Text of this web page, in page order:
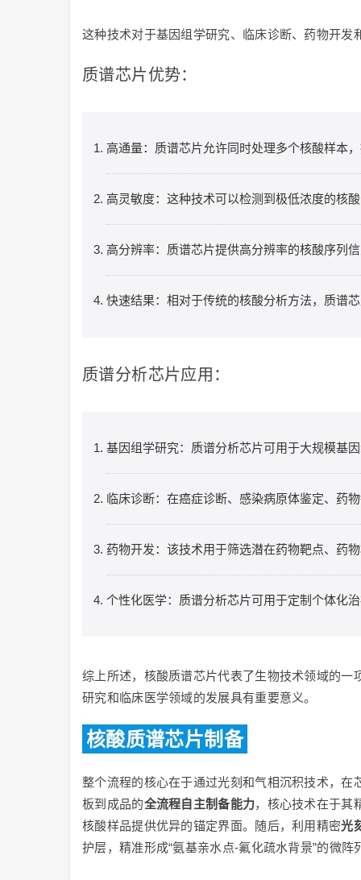
这种技术对于基因组学研究、临床诊断、药物开发
质谱芯片优势：
高通量：质谱芯片允许同时处理多个核酸样本
高灵敏度：这种技术可以检测到极低浓度的核
高分辨率：质谱芯片提供高分辨率的核酸序列
快速结果：相对于传统的核酸分析方法，质谱
质谱分析芯片应用：
基因组学研究：质谱分析芯片可用于大规模基
临床诊断：在癌症诊断、感染病原体鉴定、药
药物开发：该技术用于筛选潜在药物靶点、药
个性化医学：质谱分析芯片可用于定制个体化
综上所述，核酸质谱芯片代表了生物技术领域的
研究和临床医学领域的发展具有重要意义。
核酸质谱芯片制备
整个流程的核心在于通过光刻和气相沉积技术，在
板到成品的全流程自主制备能力，核心技术在于其
核酸样品提供优异的锚定界面。随后，利用精密光
护层，精准形成“氨基亲水点-氟化疏水背景”的微阵